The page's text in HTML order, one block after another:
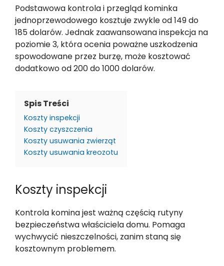
Podstawowa kontrola i przegląd kominka
jednoprzewodowego kosztuje zwykle od 149 do
185 dolarów. Jednak zaawansowana inspekcja na
poziomie 3, która ocenia poważne uszkodzenia
spowodowane przez burzę, może kosztować
dodatkowo od 200 do 1000 dolarów.
Spis Treści
Koszty inspekcji
Koszty czyszczenia
Koszty usuwania zwierząt
Koszty usuwania kreozotu
Koszty inspekcji
Kontrola komina jest ważną częścią rutyny
bezpieczeństwa właściciela domu. Pomaga
wychwycić nieszczelności, zanim staną się
kosztownym problemem.